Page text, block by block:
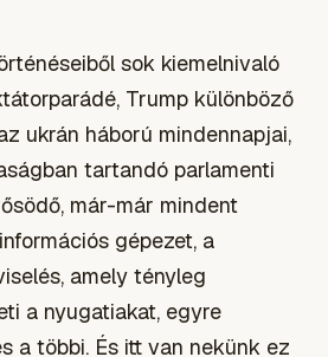
sok kiemelnivaló
Trump különböző
ukrán háború mindennapjai,
tartandó parlamenti
már-már mindent
gépezet, a
amely tényleg
a nyugatiakat, egyre
a többi. És itt van nekünk ez